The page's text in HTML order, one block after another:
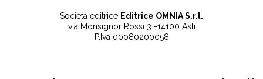
Società editrice Editrice OMNIA S.r.l.
via Monsignor Rossi 3 -14100 Asti
P.Iva 00080200058